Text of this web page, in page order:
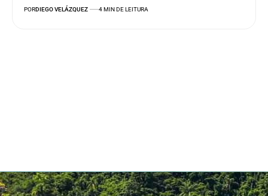
PORDIEGO VELÁZQUEZ 4 MIN DE LEITURA